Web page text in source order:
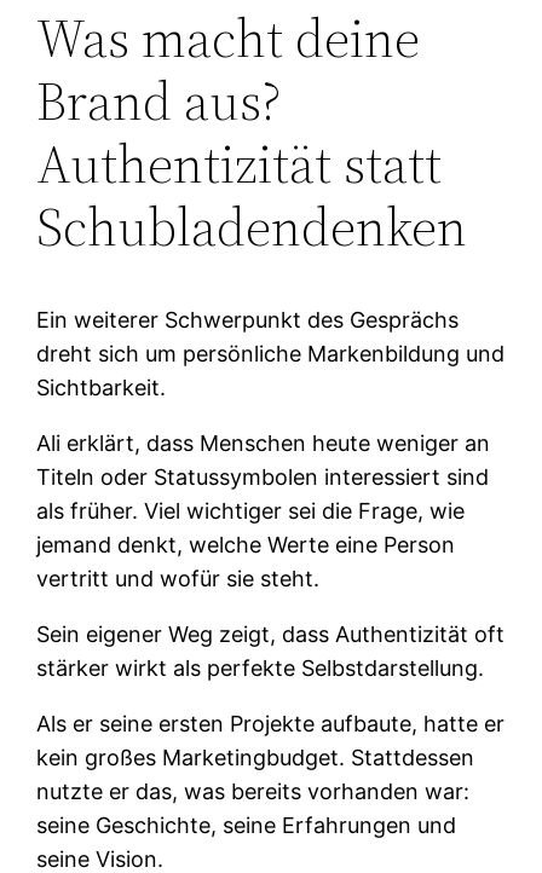
Was macht deine
Brand aus?
Authentizität statt
Schubladendenken
Ein weiterer Schwerpunkt des Gesprächs
dreht sich um persönliche Markenbildung und
Sichtbarkeit.
Ali erklärt, dass Menschen heute weniger an
Titeln oder Statussymbolen interessiert sind
als früher. Viel wichtiger sei die Frage, wie
jemand denkt, welche Werte eine Person
vertritt und wofür sie steht.
Sein eigener Weg zeigt, dass Authentizität oft
stärker wirkt als perfekte Selbstdarstellung.
Als er seine ersten Projekte aufbaute, hatte er
kein großes Marketingbudget. Stattdessen
nutzte er das, was bereits vorhanden war:
seine Geschichte, seine Erfahrungen und
seine Vision.